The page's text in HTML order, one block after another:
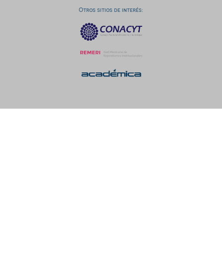
Otros sitios de interés: